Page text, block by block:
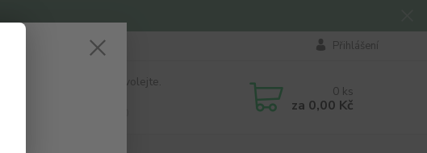
Přihlášení
Nevíte si rady? Zavolejte.
0 ks
za 0,00 Kč